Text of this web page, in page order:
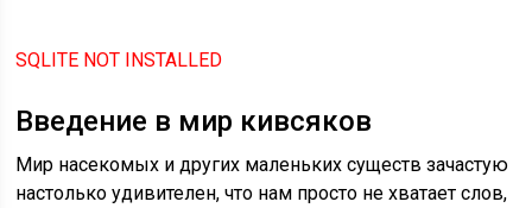
SQLITE NOT INSTALLED
Введение в мир кивсяков
Мир насекомых и других маленьких существ зачастую
настолько удивителен, что нам просто не хватает слов,